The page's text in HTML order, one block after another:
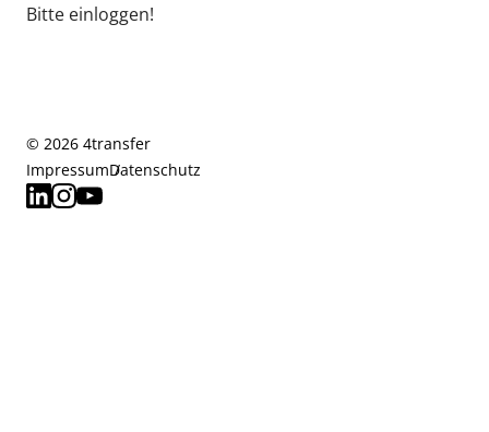
Bitte einloggen!
© 2026 4transfer
ImpressumDatenschutz